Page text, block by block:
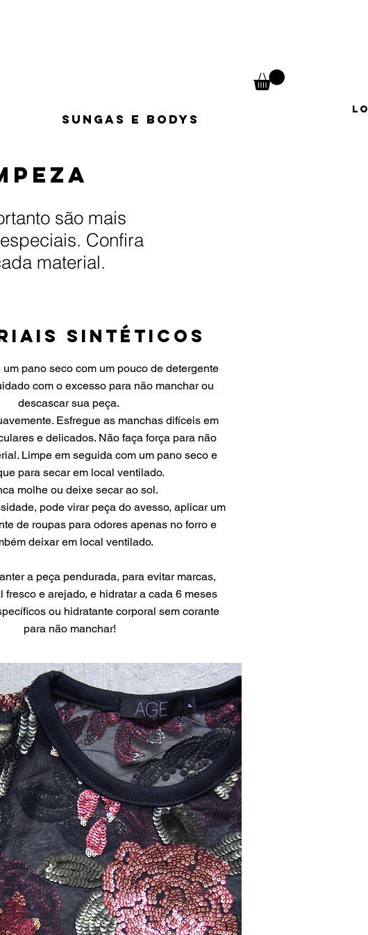
Sungas e Bodys
são mais
Confira
material.
Sintéticos
um pano seco com um pouco de detergente
com o excesso para não manchar ou
descascar sua peça.
Esfregue as manchas difíceis em
e delicados. Não faça força para não
Limpe em seguida com um pano seco e
para secar em local ventilado.
molhe ou deixe secar ao sol.
pode virar peça do avesso, aplicar um
de roupas para odores apenas no forro e
deixar em local ventilado.
a peça pendurada, para evitar marcas,
fresco e arejado, e hidratar a cada 6 meses
ou hidratante corporal sem corante
para não manchar!